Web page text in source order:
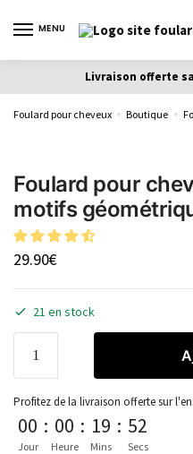
MENU
Livraison offerte
Foulard pour cheveux » Boutique »
Foulard pour
motifs
29.90€
21 en stock
Profitez de la livraison offerte sur
00
Jour
: 00
Heure
: 19
Mins
: 52
Secs